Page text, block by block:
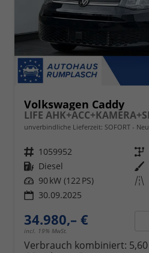
Volkswagen Caddy
unverbindliche Lieferzeit: SOFORT
Fahrzeugnr. 1059952 Getriebe
Kraftstoff Diesel Außenfarbe
Leistung 90 kW (122 PS) Kilometerstand
30.09.2025
34.980,– €
incl. 19% MwSt.
Verbrauch kombiniert: